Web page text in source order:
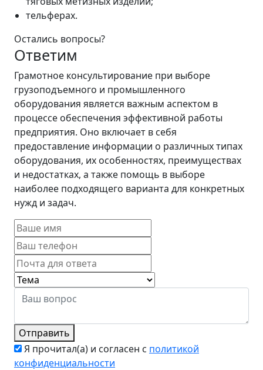
тельферах.
Остались вопросы?
Ответим
Грамотное консультирование при выборе
грузоподъемного и промышленного
оборудования является важным аспектом в
процессе обеспечения эффективной работы
предприятия. Оно включает в себя
предоставление информации о различных типах
оборудования, их особенностях, преимуществах
и недостатках, а также помощь в выборе
наиболее подходящего варианта для конкретных
нужд и задач.
Отправить
Я прочитал(а) и согласен с политикой
конфиденциальности